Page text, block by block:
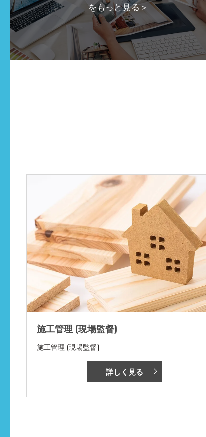
をもっと見る＞
施工管理 (現場監督)
施工管理 (現場監督)
詳しく見る